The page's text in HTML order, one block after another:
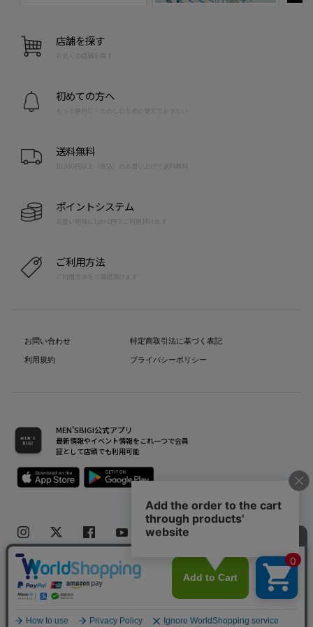
店舗を探す
お近くの店舗を探す
初めての方へ
もっと便利に！たのしむために覚えておきたい
送料無料
10,000円以上（税込）のお買い上げで送料無料
ポイントシステム
お買い物毎に1pt=1円でご利用頂けます
ご利用方法
ご利用方法をご確認頂けます
お問い合わせ
利用規約
特定商取引法に基づく表記
プライバシーポリシー
MEN’SBIGI公式アプリ
最新情報やイベント情報をこれ一つで会員
証として店頭でも利用可能
Copyright(C) Bigi Co.,Ltd.All Rights Reserved.